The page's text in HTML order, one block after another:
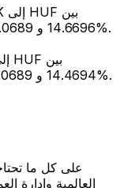
14.6696 و 15.0689. كان المتوسط 14.9314 مع تقلبات 0.43%.
14.4694 و 15.0689. كان المتوسط 14.7503 مع تقلبات 0.37%.
العالمية وإدارة